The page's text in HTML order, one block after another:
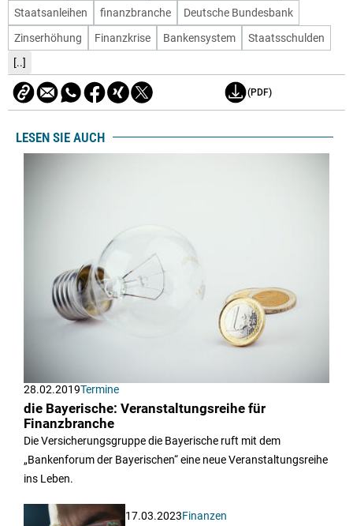
Staatsanleihen
finanzbranche
Deutsche Bundesbank
Zinserhöhung
Finanzkrise Bankensystem
Staatsschulden
[..]
(PDF)
LESEN SIE AUCH
28.02.2019Termine
die Bayerische: Veranstaltungsreihe für
Finanzbranche
Die Versicherungsgruppe die Bayerische ruft mit dem
„Bankenforum der Bayerischen“ eine neue Veranstaltungsreihe
ins Leben.
17.03.2023Finanzen